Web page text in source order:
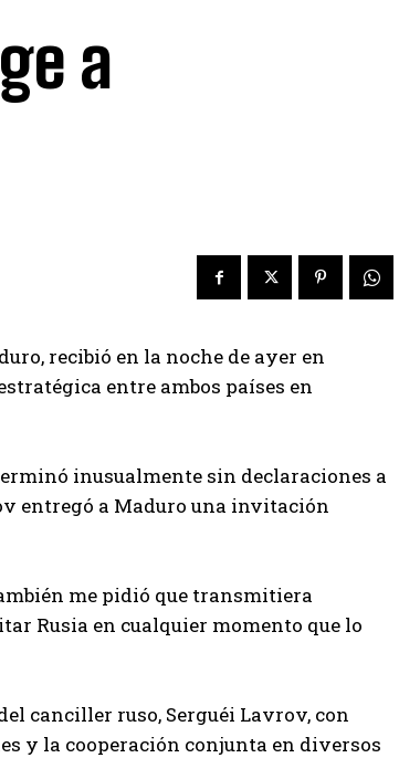
a
recibió en la noche de ayer en
entre ambos países en
inusualmente sin declaraciones a
entregó a Maduro una invitación
me pidió que transmitiera
Rusia en cualquier momento que lo
canciller ruso, Serguéi Lavrov, con
y la cooperación conjunta en diversos